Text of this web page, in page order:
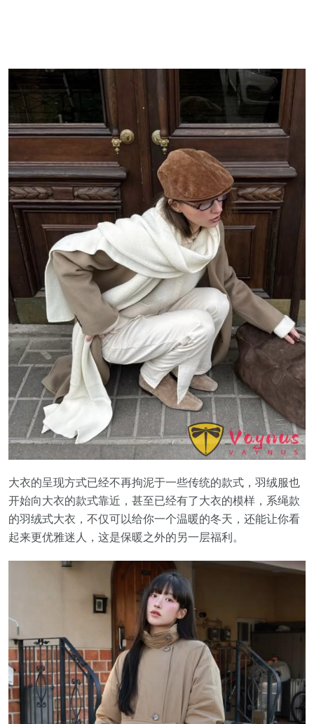
大衣的呈现方式已经不再拘泥于一些传统的款式，羽绒服也
开始向大衣的款式靠近，甚至已经有了大衣的模样，系绳款
的羽绒式大衣，不仅可以给你一个温暖的冬天，还能让你看
起来更优雅迷人，这是保暖之外的另一层福利。